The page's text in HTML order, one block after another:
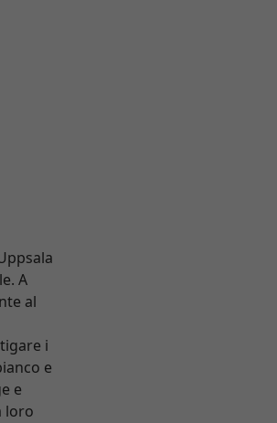
A
al
i
e
e
loro